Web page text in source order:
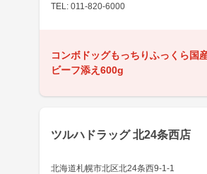
TEL: 011-820-6000
コンボドッグもっちりふっくら国
ビーフ添え600g
ツルハドラッグ 北24条西店
北海道札幌市北区北24条西9-1-1